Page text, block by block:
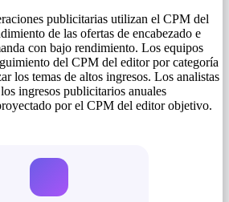
publicitarias utilizan el CPM del
de las ofertas de encabezado e
con bajo rendimiento. Los equipos
del CPM del editor por categoría
los temas de altos ingresos. Los analistas
ingresos publicitarios anuales
por el CPM del editor objetivo.